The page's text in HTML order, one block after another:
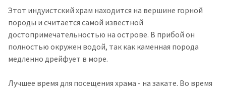
Этот индуистский храм находится на вершине горной
породы и считается самой известной
достопримечательностью на острове. В прибой он
полностью окружен водой, так как каменная порода
медленно дрейфует в море.
Лучшее время для посещения храма - на закате. Во время